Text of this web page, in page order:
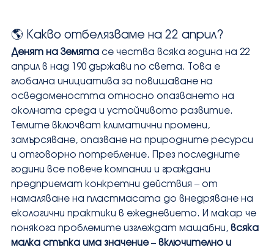
🌎 Какво отбелязваме на 22 април?
Денят на Земята се чества всяка година на 22
април в над 190 държави по света. Това е
глобална инициатива за повишаване на
осведомеността относно опазването на
околната среда и устойчивото развитие.
Темите включват климатични промени,
замърсяване, опазване на природните ресурси
и отговорно потребление. През последните
години все повече компании и граждани
предприемат конкретни действия – от
намаляване на пластмасата до внедряване на
екологични практики в ежедневието. И макар че
понякога проблемите изглеждат мащабни, всяка
малка стъпка има значение – включително и